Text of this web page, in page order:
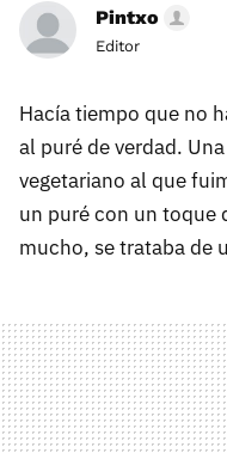
Pintxo
Editor
Hacía tiempo que no
al puré de verdad.
vegetariano al que
un puré con un toque
mucho, se trataba de